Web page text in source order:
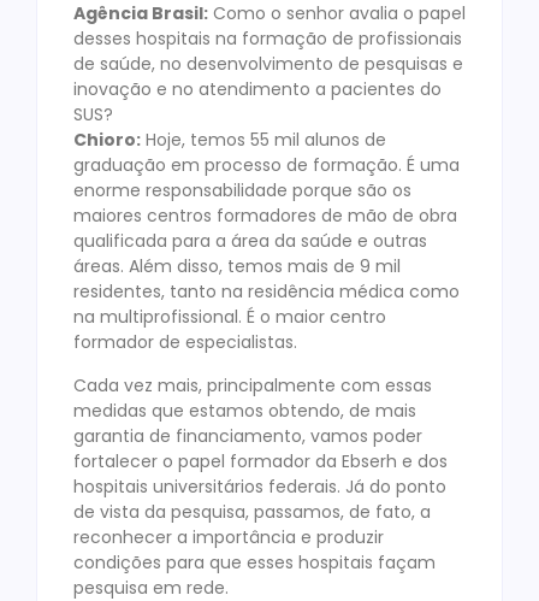
Agência Brasil: Como o senhor avalia o papel
desses hospitais na formação de profissionais
de saúde, no desenvolvimento de pesquisas e
inovação e no atendimento a pacientes do
SUS?
Chioro: Hoje, temos 55 mil alunos de
graduação em processo de formação. É uma
enorme responsabilidade porque são os
maiores centros formadores de mão de obra
qualificada para a área da saúde e outras
áreas. Além disso, temos mais de 9 mil
residentes, tanto na residência médica como
na multiprofissional. É o maior centro
formador de especialistas.
Cada vez mais, principalmente com essas
medidas que estamos obtendo, de mais
garantia de financiamento, vamos poder
fortalecer o papel formador da Ebserh e dos
hospitais universitários federais. Já do ponto
de vista da pesquisa, passamos, de fato, a
reconhecer a importância e produzir
condições para que esses hospitais façam
pesquisa em rede.